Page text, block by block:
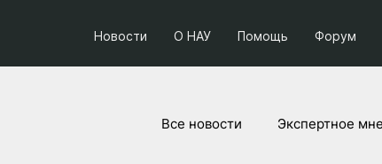
Новости О НАУ Помощь Форум
Все новости Экспертное